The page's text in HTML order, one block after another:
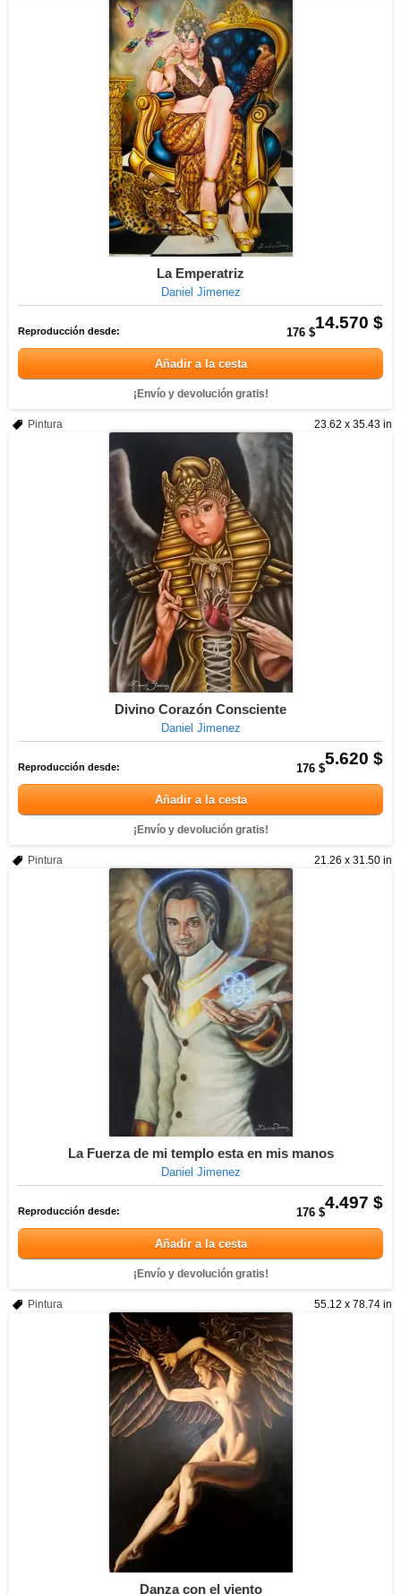
La Emperatriz
Daniel Jimenez
14.570 $
Reproducción desde: 176 $
Añadir a la cesta
¡Envío y devolución gratis!
23.62 x 35.43 in
Pintura
Divino Corazón Consciente
Daniel Jimenez
5.620 $
Reproducción desde: 176 $
Añadir a la cesta
¡Envío y devolución gratis!
21.26 x 31.50 in
Pintura
La Fuerza de mi templo esta en mis manos
Daniel Jimenez
4.497 $
Reproducción desde: 176 $
Añadir a la cesta
¡Envío y devolución gratis!
55.12 x 78.74 in
Pintura
Danza con el viento